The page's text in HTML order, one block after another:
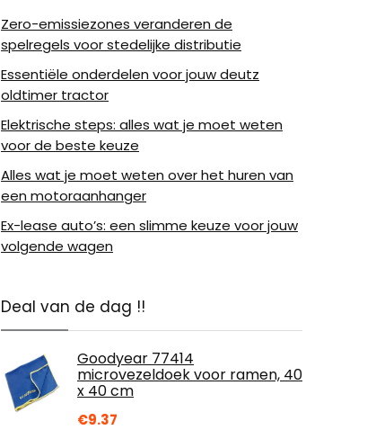
Zero-emissiezones veranderen de
spelregels voor stedelijke distributie
Essentiële onderdelen voor jouw deutz
oldtimer tractor
Elektrische steps: alles wat je moet weten
voor de beste keuze
Alles wat je moet weten over het huren van
een motoraanhanger
Ex-lease auto’s: een slimme keuze voor jouw
volgende wagen
Deal van de dag !!
Goodyear 77414
microvezeldoek voor ramen, 40
x 40 cm
€9.37